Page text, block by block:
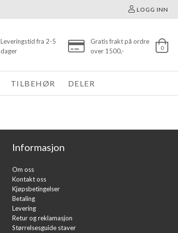
LOGG INN
Leveringstid fra 2-5
dager
Gratis frakt på ordre
over 1500,-
0
TILBEHØR DELER
Informasjon
Om oss
Kontakt oss
Kjøpsbetingelser
Betaling
Levering
Retur og reklamasjon
Størrelsesguide staver